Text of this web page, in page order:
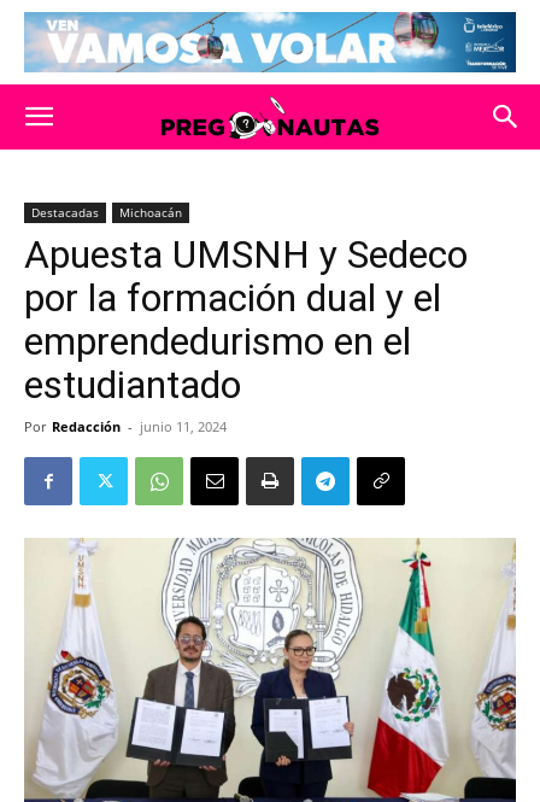
Destacadas Michoacán
Apuesta UMSNH y Sedeco
por la formación dual y el
emprendedurismo en el
estudiantado
Por Redacción - junio 11, 2024